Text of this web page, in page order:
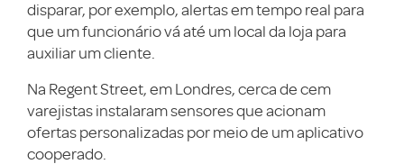
disparar, por exemplo, alertas em tempo real para
que um funcionário vá até um local da loja para
auxiliar um cliente.
Na Regent Street, em Londres, cerca de cem
varejistas instalaram sensores que acionam
ofertas personalizadas por meio de um aplicativo
cooperado.